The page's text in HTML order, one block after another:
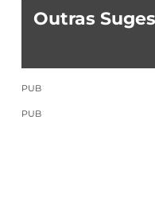
Outras
PUB
PUB